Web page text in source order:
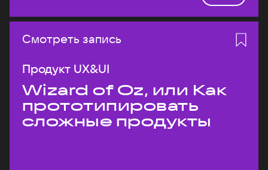
Смотреть запись
Продукт UX&UI
Wizard of Oz, или Как
прототипировать
сложные продукты